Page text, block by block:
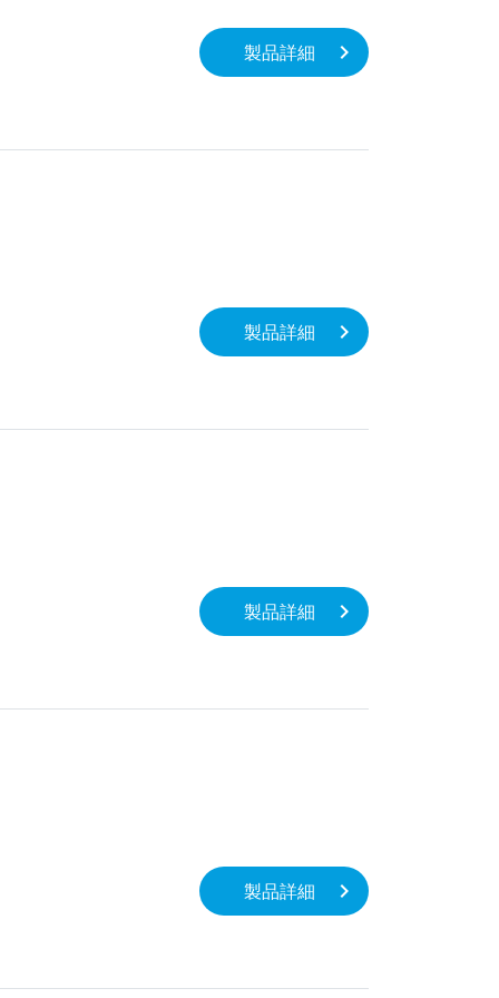
製品詳細
製品詳細
製品詳細
製品詳細